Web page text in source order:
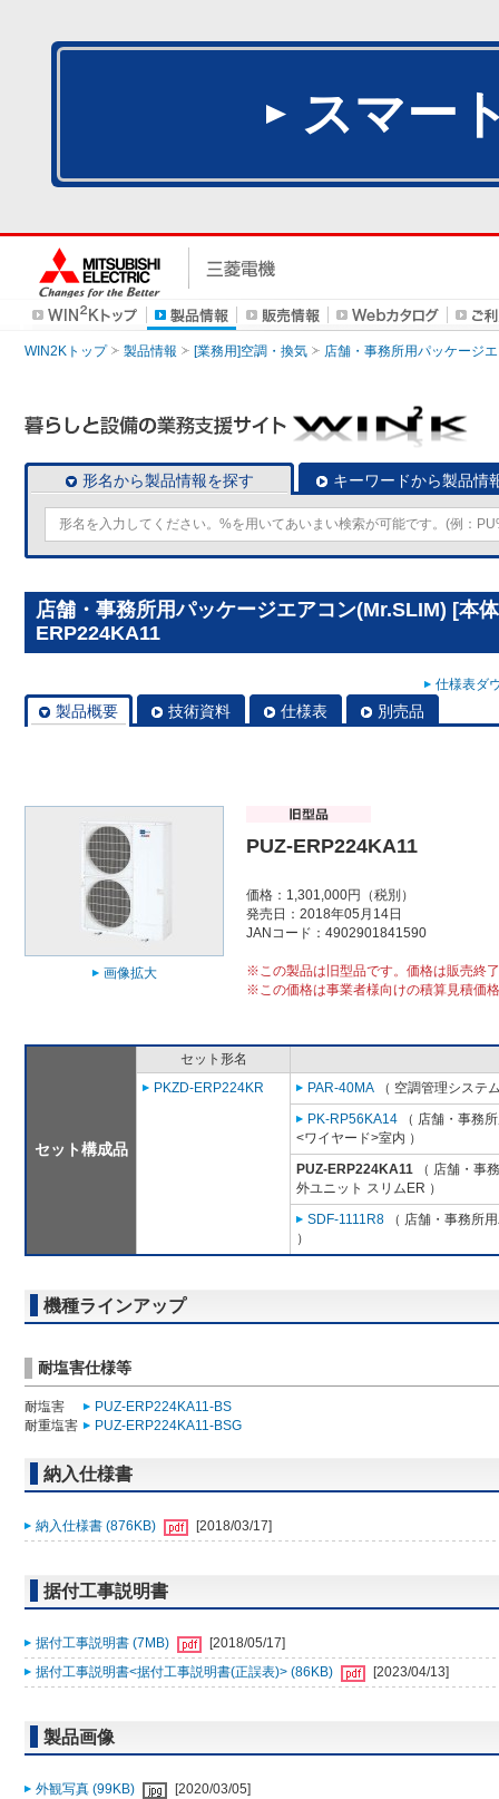
スマー
WIN2Kトップ 製品情報 [業務用]空調・換気 店舗・事務所用パッケージ
形名から製品情報を探す キーワードから製品情
店舗・事務所用パッケージエアコン(Mr.SLIM) [本
ERP224KA11
仕様表ダ
製品概要 技術資料 仕様表 別売品
画像拡大
PUZ-ERP224KA11
価格：1,301,000円（税別）
発売日：2018年05月14日
JANコード：4902901841590
※この製品は旧型品です。価格は販売終
※この価格は事業者様向けの積算見積価
セット構成品
セット形名
PKZD-ERP224KR
PAR-40MA （ 空調管理システ
PK-RP56KA14 （ 店舗・事務
<ワイヤード>室内 ）
PUZ-ERP224KA11 （ 店舗・事
外ユニット スリムER ）
SDF-1111R8 （ 店舗・事務所
）
機種ラインアップ
耐塩害仕様等
耐塩害
PUZ-ERP224KA11-BS
耐重塩害
PUZ-ERP224KA11-BSG
納入仕様書
納入仕様書 (876KB) [2018/03/17]
据付工事説明書
据付工事説明書 (7MB)
[2018/05/17]
据付工事説明書<据付工事説明書(正誤表)> (86KB)
[2023/04/13]
製品画像
外観写真 (99KB) [2020/03/05]